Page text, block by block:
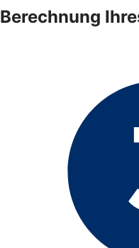
Berechnung